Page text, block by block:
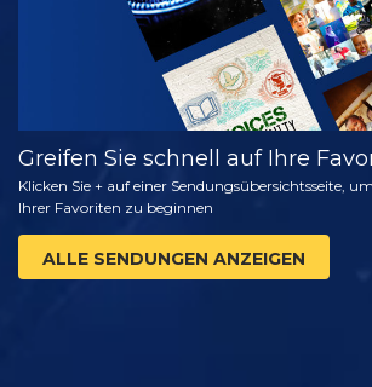
Greifen Sie schnell auf Ihre
Klicken Sie + auf einer Sendungsübersichtsseite,
Ihrer Favoriten zu beginnen
ALLE SENDUNGEN ANZEIGEN